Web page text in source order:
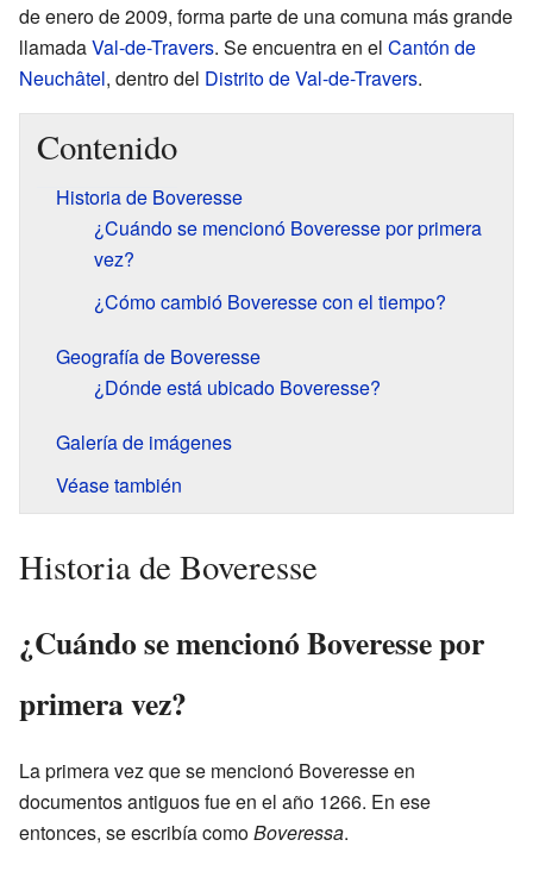
de enero de 2009, forma parte de una comuna más grande
llamadaVal-de-Travers. Se encuentra en el Cantón de
Neuchâtel, dentro del Distrito de Val-de-Travers.
Contenido
Historia de Boveresse
¿Cuándo se mencionó Boveresse por primera
vez?
¿Cómo cambió Boveresse con el tiempo?
Geografía de Boveresse
¿Dónde está ubicado Boveresse?
Galería de imágenes
Véase también
Historia de Boveresse
¿Cuándo se mencionó Boveresse por
primera vez?
La primera vez que se mencionó Boveresse en
documentos antiguos fue en el año 1266. En ese
entonces, se escribía comoBoveressa.